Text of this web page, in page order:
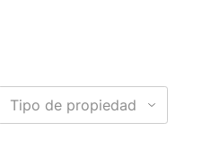
Tipo de propiedad